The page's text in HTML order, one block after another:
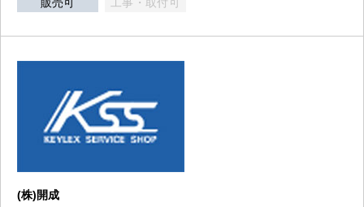
(株)開成